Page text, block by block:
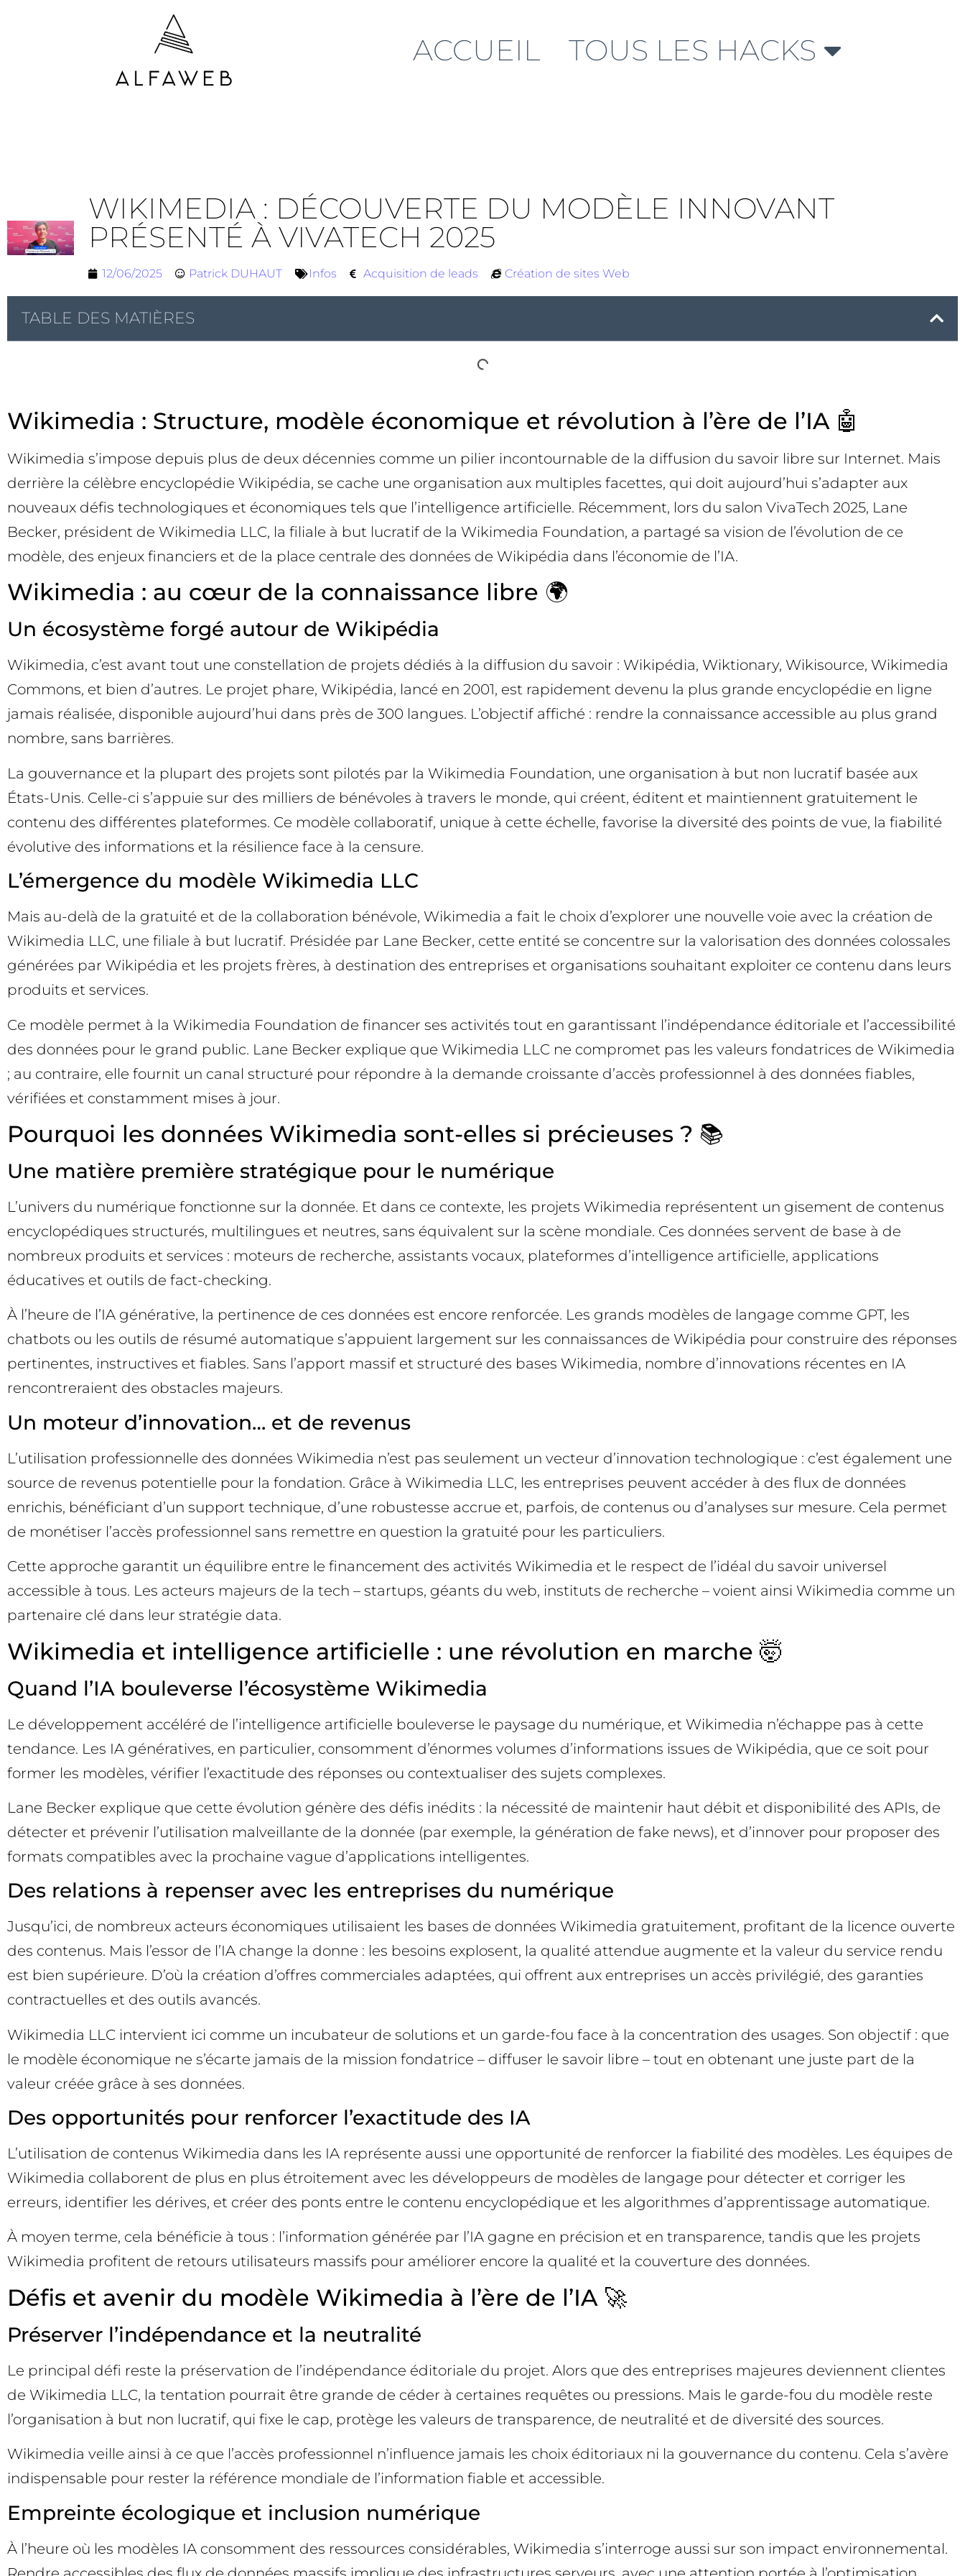
ACCUEIL TOUS LES HACKS
WIKIMEDIA : DÉCOUVERTE DU MODÈLE INNOVANT
PRÉSENTÉ À VIVATECH 2025
12/06/2025 Patrick DUHAUT Infos Acquisition de leads Création de sites Web
TABLE DES MATIÈRES
Wikimedia : Structure, modèle économique et révolution à l’ère de l’IA 🤖
Wikimedia s’impose depuis plus de deux décennies comme un pilier incontournable de la diffusion du savoir libre sur Internet. Mais
derrière la célèbre encyclopédie Wikipédia, se cache une organisation aux multiples facettes, qui doit aujourd’hui s’adapter aux
nouveaux défis technologiques et économiques tels que l’intelligence artificielle. Récemment, lors du salon VivaTech 2025, Lane
Becker, président de Wikimedia LLC, la filiale à but lucratif de la Wikimedia Foundation, a partagé sa vision de l’évolution de ce
modèle, des enjeux financiers et de la place centrale des données de Wikipédia dans l’économie de l’IA.
Wikimedia : au cœur de la connaissance libre 🌍
Un écosystème forgé autour de Wikipédia
Wikimedia, c’est avant tout une constellation de projets dédiés à la diffusion du savoir : Wikipédia, Wiktionary, Wikisource, Wikimedia
Commons, et bien d’autres. Le projet phare, Wikipédia, lancé en 2001, est rapidement devenu la plus grande encyclopédie en ligne
jamais réalisée, disponible aujourd’hui dans près de 300 langues. L’objectif affiché : rendre la connaissance accessible au plus grand
nombre, sans barrières.
La gouvernance et la plupart des projets sont pilotés par la Wikimedia Foundation, une organisation à but non lucratif basée aux
États-Unis. Celle-ci s’appuie sur des milliers de bénévoles à travers le monde, qui créent, éditent et maintiennent gratuitement le
contenu des différentes plateformes. Ce modèle collaboratif, unique à cette échelle, favorise la diversité des points de vue, la fiabilité
évolutive des informations et la résilience face à la censure.
L’émergence du modèle Wikimedia LLC
Mais au-delà de la gratuité et de la collaboration bénévole, Wikimedia a fait le choix d’explorer une nouvelle voie avec la création de
Wikimedia LLC, une filiale à but lucratif. Présidée par Lane Becker, cette entité se concentre sur la valorisation des données colossales
générées par Wikipédia et les projets frères, à destination des entreprises et organisations souhaitant exploiter ce contenu dans leurs
produits et services.
Ce modèle permet à la Wikimedia Foundation de financer ses activités tout en garantissant l’indépendance éditoriale et l’accessibilité
des données pour le grand public. Lane Becker explique que Wikimedia LLC ne compromet pas les valeurs fondatrices de Wikimedia
; au contraire, elle fournit un canal structuré pour répondre à la demande croissante d’accès professionnel à des données fiables,
vérifiées et constamment mises à jour.
Pourquoi les données Wikimedia sont-elles si précieuses ? 📚
Une matière première stratégique pour le numérique
L’univers du numérique fonctionne sur la donnée. Et dans ce contexte, les projets Wikimedia représentent un gisement de contenus
encyclopédiques structurés, multilingues et neutres, sans équivalent sur la scène mondiale. Ces données servent de base à de
nombreux produits et services : moteurs de recherche, assistants vocaux, plateformes d’intelligence artificielle, applications
éducatives et outils de fact-checking.
À l’heure de l’IA générative, la pertinence de ces données est encore renforcée. Les grands modèles de langage comme GPT, les
chatbots ou les outils de résumé automatique s’appuient largement sur les connaissances de Wikipédia pour construire des réponses
pertinentes, instructives et fiables. Sans l’apport massif et structuré des bases Wikimedia, nombre d’innovations récentes en IA
rencontreraient des obstacles majeurs.
Un moteur d’innovation… et de revenus
L’utilisation professionnelle des données Wikimedia n’est pas seulement un vecteur d’innovation technologique : c’est également une
source de revenus potentielle pour la fondation. Grâce à Wikimedia LLC, les entreprises peuvent accéder à des flux de données
enrichis, bénéficiant d’un support technique, d’une robustesse accrue et, parfois, de contenus ou d’analyses sur mesure. Cela permet
de monétiser l’accès professionnel sans remettre en question la gratuité pour les particuliers.
Cette approche garantit un équilibre entre le financement des activités Wikimedia et le respect de l’idéal du savoir universel
accessible à tous. Les acteurs majeurs de la tech – startups, géants du web, instituts de recherche – voient ainsi Wikimedia comme un
partenaire clé dans leur stratégie data.
Wikimedia et intelligence artificielle : une révolution en marche 🤯
Quand l’IA bouleverse l’écosystème Wikimedia
Le développement accéléré de l’intelligence artificielle bouleverse le paysage du numérique, et Wikimedia n’échappe pas à cette
tendance. Les IA génératives, en particulier, consomment d’énormes volumes d’informations issues de Wikipédia, que ce soit pour
former les modèles, vérifier l’exactitude des réponses ou contextualiser des sujets complexes.
Lane Becker explique que cette évolution génère des défis inédits : la nécessité de maintenir haut débit et disponibilité des APIs, de
détecter et prévenir l’utilisation malveillante de la donnée (par exemple, la génération de fake news), et d’innover pour proposer des
formats compatibles avec la prochaine vague d’applications intelligentes.
Des relations à repenser avec les entreprises du numérique
Jusqu’ici, de nombreux acteurs économiques utilisaient les bases de données Wikimedia gratuitement, profitant de la licence ouverte
des contenus. Mais l’essor de l’IA change la donne : les besoins explosent, la qualité attendue augmente et la valeur du service rendu
est bien supérieure. D’où la création d’offres commerciales adaptées, qui offrent aux entreprises un accès privilégié, des garanties
contractuelles et des outils avancés.
Wikimedia LLC intervient ici comme un incubateur de solutions et un garde-fou face à la concentration des usages. Son objectif : que
le modèle économique ne s’écarte jamais de la mission fondatrice – diffuser le savoir libre – tout en obtenant une juste part de la
valeur créée grâce à ses données.
Des opportunités pour renforcer l’exactitude des IA
L’utilisation de contenus Wikimedia dans les IA représente aussi une opportunité de renforcer la fiabilité des modèles. Les équipes de
Wikimedia collaborent de plus en plus étroitement avec les développeurs de modèles de langage pour détecter et corriger les
erreurs, identifier les dérives, et créer des ponts entre le contenu encyclopédique et les algorithmes d’apprentissage automatique.
À moyen terme, cela bénéficie à tous : l’information générée par l’IA gagne en précision et en transparence, tandis que les projets
Wikimedia profitent de retours utilisateurs massifs pour améliorer encore la qualité et la couverture des données.
Défis et avenir du modèle Wikimedia à l’ère de l’IA 🚀
Préserver l’indépendance et la neutralité
Le principal défi reste la préservation de l’indépendance éditoriale du projet. Alors que des entreprises majeures deviennent clientes
de Wikimedia LLC, la tentation pourrait être grande de céder à certaines requêtes ou pressions. Mais le garde-fou du modèle reste
l’organisation à but non lucratif, qui fixe le cap, protège les valeurs de transparence, de neutralité et de diversité des sources.
Wikimedia veille ainsi à ce que l’accès professionnel n’influence jamais les choix éditoriaux ni la gouvernance du contenu. Cela s’avère
indispensable pour rester la référence mondiale de l’information fiable et accessible.
Empreinte écologique et inclusion numérique
À l’heure où les modèles IA consomment des ressources considérables, Wikimedia s’interroge aussi sur son impact environnemental.